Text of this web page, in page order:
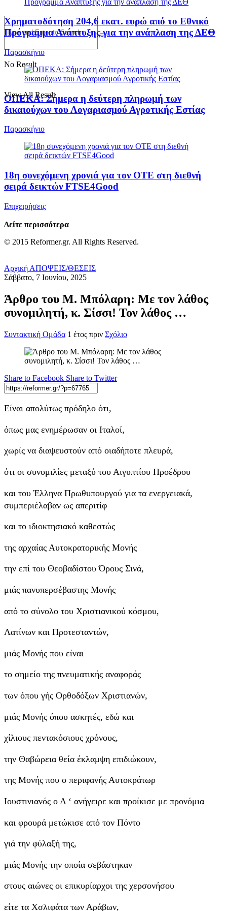
No Result
View All Result
Χρηματοδότηση 204,6 εκατ. ευρώ από το Εθνικό
Πρόγραμμα Ανάπτυξης για την ανάπλαση της ΔΕΘ
Παρασκήνιο
ΟΠΕΚΑ: Σήμερα η δεύτερη πληρωμή των
δικαιούχων του Λογαριασμού Αγροτικής Εστίας
Παρασκήνιο
18η συνεχόμενη χρονιά για τον ΟΤΕ στη διεθνή
σειρά δεικτών FTSE4Good
Επιχειρήσεις
Δείτε περισσότερα
© 2015 Reformer.gr. All Rights Reserved.
Αρχική ΑΠΟΨΕΙΣ/ΘΕΣΕΙΣ
Σάββατο, 7 Ιουνίου, 2025
Άρθρο του Μ. Μπόλαρη: Με τον λάθος
συνομιλητή, κ. Σίσσι! Τον λάθος …
Συντακτική Ομάδα 1 έτος πριν Σχόλιο
Share to Facebook Share to Twitter
Είναι απολύτως πρόδηλο ότι,
όπως μας ενημέρωσαν οι Ιταλοί,
χωρίς να διαψευστούν από οιαδήποτε πλευρά,
ότι οι συνομιλίες μεταξύ του Αιγυπτίου Προέδρου
και του Έλληνα Πρωθυπουργού για τα ενεργειακά,
συμπεριέλαβαν ως απεριτίφ
και το ιδιοκτησιακό καθεστώς
της αρχαίας Αυτοκρατορικής Μονής
την επί του Θεοβαδίστου Όρους Σινά,
μιάς πανυπερσέβαστης Μονής
από το σύνολο του Χριστιανικού κόσμου,
Λατίνων και Προτεσταντών,
μιάς Μονής που είναι
το σημείο της πνευματικής αναφοράς
των όπου γής Ορθοδόξων Χριστιανών,
μιάς Μονής όπου ασκητές, εδώ και
χίλιους πεντακόσιους χρόνους,
την Θαβώρεια θεία έκλαμψη επιδιώκουν,
της Μονής που ο περιφανής Αυτοκράτωρ
Ιουστινιανός ο Α ‘ ανήγειρε και προίκισε με προνόμια
και φρουρά μετώκισε από τον Πόντο
γιά την φύλαξή της,
μιάς Μονής την οποία σεβάστηκαν
στους αιώνες οι επικυρίαρχοι της χερσονήσου
είτε τα Χσλιφάτα των Αράβων,